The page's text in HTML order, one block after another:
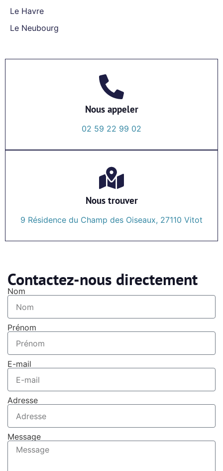
Le Havre
Le Neubourg
Nous appeler
02 59 22 99 02
Nous trouver
9 Résidence du Champ des Oiseaux, 27110 Vitot
Contactez-nous directement
Nom
Prénom
E-mail
Adresse
Message